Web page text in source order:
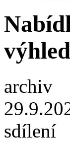
archiv
sdílení